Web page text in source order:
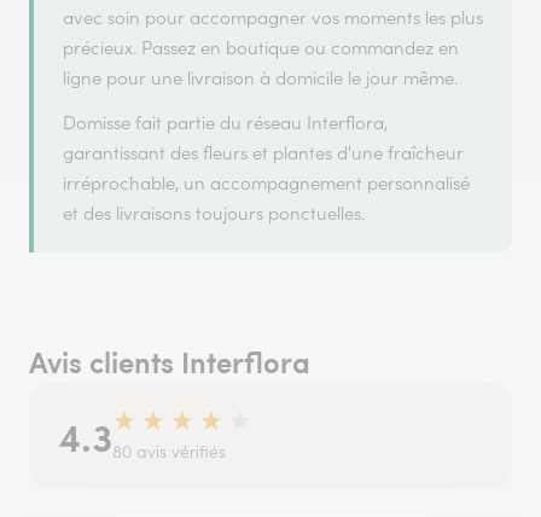
avec soin pour accompagner vos moments les plus
précieux. Passez en boutique ou commandez en
ligne pour une livraison à domicile le jour même.
Domisse fait partie du réseau Interflora,
garantissant des fleurs et plantes d'une fraîcheur
irréprochable, un accompagnement personnalisé
et des livraisons toujours ponctuelles.
Avis clients Interflora
4.3★ ★ ★ ★
80 avis vérifiés